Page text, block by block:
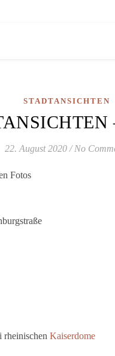
STADTANSICHTEN
22. August 2020 / No
Fotos
rheinischen Kaiserdome